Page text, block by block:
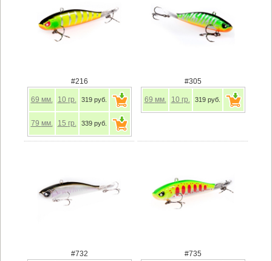
#216
69 мм. 10 гр. 319 руб.
79 мм. 15 гр. 339 руб.
#305
69 мм. 10 гр. 319 руб.
#732 #735